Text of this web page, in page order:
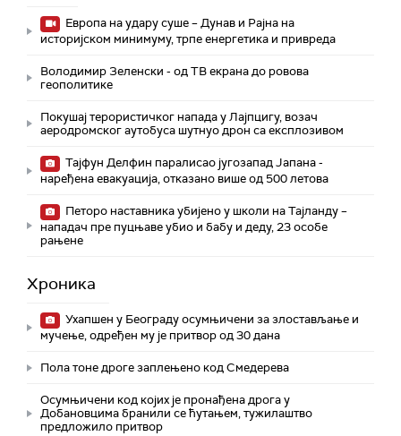
Европа на удару суше – Дунав и Рајна на
историјском минимуму, трпе енергетика и привреда
Володимир Зеленски - од ТВ екрана до ровова
геополитике
Покушај терористичког напада у Лајпцигу, возач
аеродромског аутобуса шутнуо дрон са експлозивом
Тајфун Делфин паралисао југозапад Јапана -
наређена евакуација, отказано више од 500 летова
Петоро наставника убијено у школи на Тајланду –
нападач пре пуцњаве убио и бабу и деду, 23 особе
рањене
Хроника
Ухапшен у Београду осумњичени за злостављање и
мучење, одређен му је притвор од 30 дана
Пола тоне дроге заплењено код Смедерева
Осумњичени код којих је пронађена дрога у
Добановцима бранили се ћутањем, тужилаштво
предложило притвор